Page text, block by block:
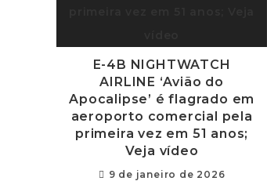
E-4B NIGHTWATCH
AIRLINE ‘Avião do
Apocalipse’ é flagrado em
aeroporto comercial pela
primeira vez em 51 anos;
Veja vídeo
9 de janeiro de 2026